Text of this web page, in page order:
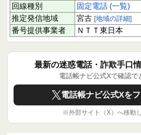
回線種別
固定電話 (一覧)
推定発信地域
宮古 [地域の詳細]
番号提供事業者 ＮＴＴ東日本
最新の迷惑電話・詐欺手口
電話帳ナビ公式Xで確認で
電話帳ナビ公式Xを
※外部サイト（X）へ移動